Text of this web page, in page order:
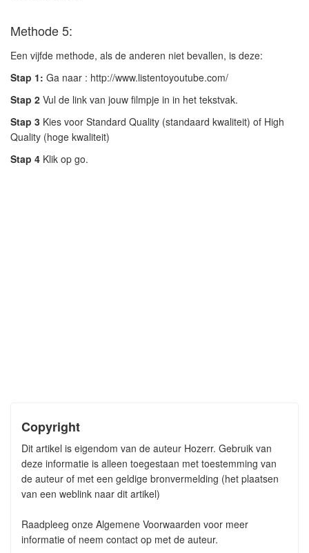
Methode 5:
Een vijfde methode, als de anderen niet bevallen, is deze:
Stap 1: Ga naar : http://www.listentoyoutube.com/
Stap 2 Vul de link van jouw filmpje in in het tekstvak.
Stap 3 Kies voor Standard Quality (standaard kwaliteit) of High
Quality (hoge kwaliteit)
Stap 4 Klik op go.
Copyright
Dit artikel is eigendom van de auteur Hozerr. Gebruik van
deze informatie is alleen toegestaan met toestemming van
de auteur of met een geldige bronvermelding (het plaatsen
van een weblink naar dit artikel)
Raadpleeg onze Algemene Voorwaarden voor meer
informatie of neem contact op met de auteur.